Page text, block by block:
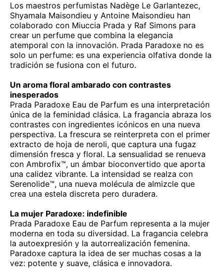
Los maestros perfumistas Nadège Le Garlantezec,
Shyamala Maisondieu y Antoine Maisondieu han
colaborado con Miuccia Prada y Raf Simons para
crear un perfume que combina la elegancia
atemporal con la innovación. Prada Paradoxe no es
solo un perfume: es una experiencia olfativa donde la
tradición se fusiona con el futuro.
Un aroma floral ambarado con contrastes
inesperados
Prada Paradoxe Eau de Parfum es una interpretación
única de la feminidad clásica. La fragancia abraza los
contrastes con ingredientes icónicos en una nueva
perspectiva. La frescura se reinterpreta con el primer
extracto de hoja de neroli, que captura una fugaz
dimensión fresca y floral. La sensualidad se renueva
con Ambrofix™, un ámbar bioconvertido que aporta
una calidez vibrante. La intensidad se realza con
Serenolide™, una nueva molécula de almizcle que
crea una estela discreta pero duradera.
La mujer Paradoxe: indefinible
Prada Paradoxe Eau de Parfum representa a la mujer
moderna en toda su diversidad. La fragancia celebra
la autoexpresión y la autorrealización femenina.
Paradoxe captura la idea de ser muchas cosas a la
vez: potente y suave, clásica e innovadora.